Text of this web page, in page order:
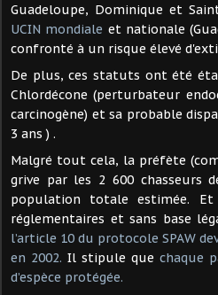
Guadeloupe, Dominique et
UCIN mondiale et nationale
confronté à un risque élevé
De plus, ces statuts ont été
Chlordécone (perturbateur
carcinogène) et sa probable
3 ans ) .
Malgré tout cela, la préfète
grive par les 2 600 chasseurs
population totale estimée. Et
réglementaires et sans base
l’article 10 du protocole SPAW
en 2002. Il stipule quechaque
d’espèce protégée.